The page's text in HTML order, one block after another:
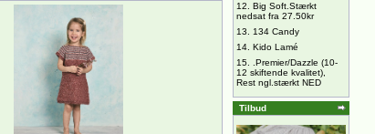
12. Big Soft.Stærkt
nedsat fra 27.50kr
13. 134 Candy
14. Kido Lamé
15.
.Premier/Dazzle (10-
12 skiftende kvalitet),
Rest ngl.stærkt NED
Tilbud